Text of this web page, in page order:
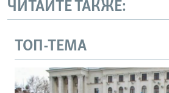
ЧИТАЙТЕ ТАКЖЕ:
ТОП-ТЕМА